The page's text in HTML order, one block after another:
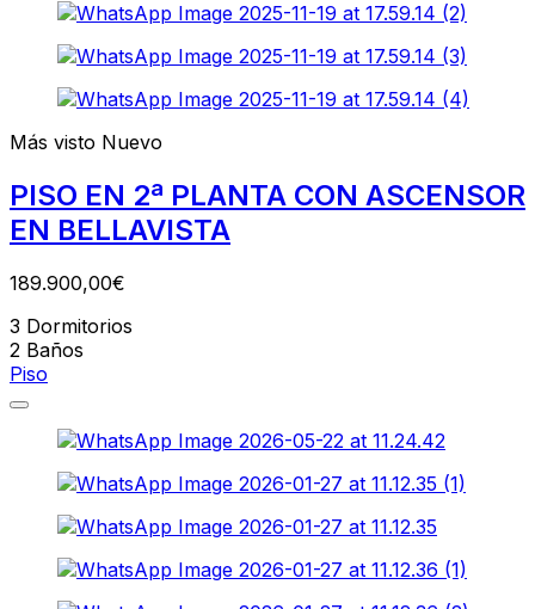
Más visto Nuevo
PISO EN 2ª PLANTA CON ASCENSOR
EN BELLAVISTA
189.900,00€
3 Dormitorios
2 Baños
Piso